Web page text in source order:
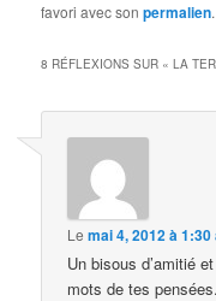
favori avec sonpermalien.
8 RÉFLEXIONS SUR «LA
Lemai 4, 2012 à 1:30
Un bisous d’amitié
mots de tes pensées.